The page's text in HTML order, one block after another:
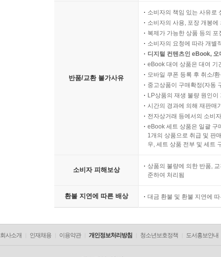
반품/교환 불가사유
소비자의 책임 있는 사유로
소비자의 사용, 포장 개봉
복제가 가능한 상품 등의
소비자의 요청에 따라 개별
디지털 컨텐츠인 eBook,
eBook 대여 상품은 대여 기
모바일 쿠폰 등록 후 취소/
중고상품이 구매확정(자동
LP상품의 재생 불량 원인
시간의 경과에 의해 재판매
전자상거래 등에서의 소비
eBook 세트 상품은 일괄 구
1개의 상품으로 취급 및 판
우, 세트 상품 전부 및 세트
소비자 피해보상
상품의 불량에 의한 반품,
준하여 처리됨
환불 지연에 따른 배상 대금 환불 및 환불 지연에
회사소개 인재채용 이용약관 개인정보처리방침 청소년보호정책 도서홍보안내